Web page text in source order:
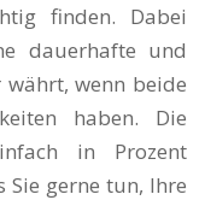
finden. Dabei
dauerhafte und
wenn beide
haben. Die
in Prozent
Sie gerne tun, Ihre